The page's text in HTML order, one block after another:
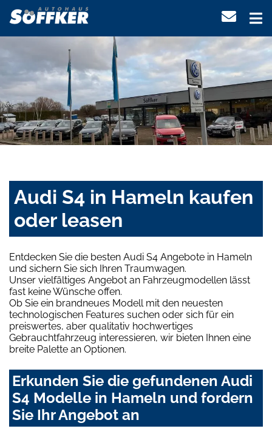
Audi S4 in Hameln kaufen
oder leasen
Entdecken Sie die besten Audi S4 Angebote in Hameln
und sichern Sie sich Ihren Traumwagen.
Unser vielfältiges Angebot an Fahrzeugmodellen lässt
fast keine Wünsche offen.
Ob Sie ein brandneues Modell mit den neuesten
technologischen Features suchen oder sich für ein
preiswertes, aber qualitativ hochwertiges
Gebrauchtfahrzeug interessieren, wir bieten Ihnen eine
breite Palette an Optionen.
Erkunden Sie die gefundenen Audi
S4 Modelle in Hameln und fordern
Sie Ihr Angebot an